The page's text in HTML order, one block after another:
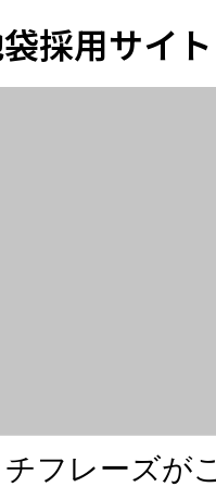
採用サイト
チフ レーズがこ